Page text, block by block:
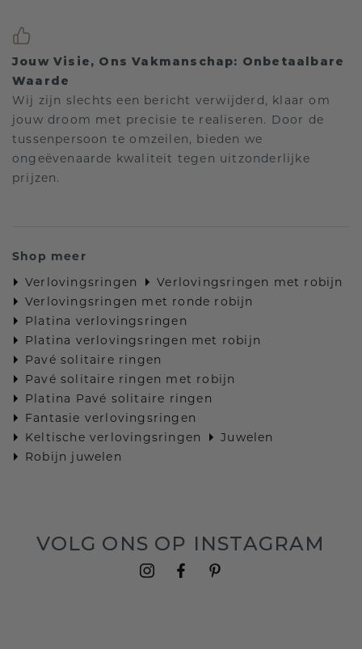
Jouw Visie, Ons Vakmanschap: Onbetaalbare
Waarde
Wij zijn slechts een bericht verwijderd, klaar om
jouw droom met precisie te realiseren. Door de
tussenpersoon te omzeilen, bieden we
ongeëvenaarde kwaliteit tegen uitzonderlijke
prijzen.
Shop meer
Verlovingsringen
Verlovingsringen met robijn
Verlovingsringen met ronde robijn
Platina verlovingsringen
Platina verlovingsringen met robijn
Pavé solitaire ringen
Pavé solitaire ringen met robijn
Platina Pavé solitaire ringen
Fantasie verlovingsringen
Keltische verlovingsringen
Juwelen
Robijn juwelen
VOLG ONS OP INSTAGRAM